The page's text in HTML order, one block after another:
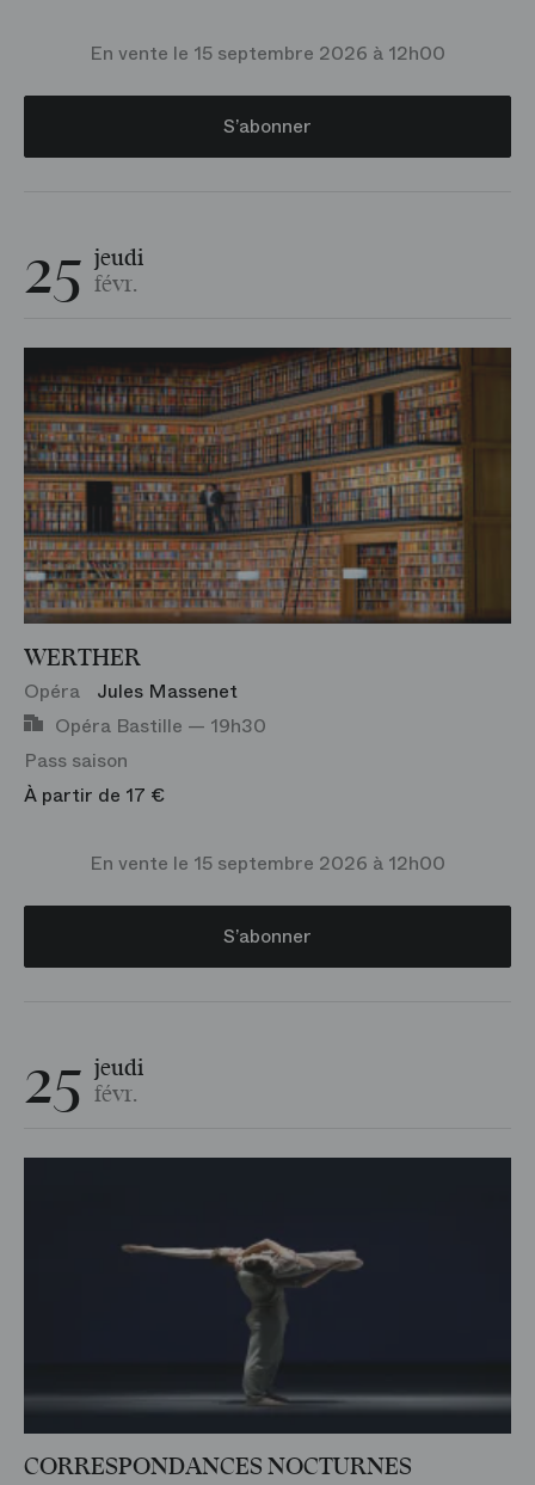
En vente le 15 septembre 2026 à 12h00
S’abonner
25 jeudi
févr.
WERTHER
Opéra
Jules Massenet
Opéra Bastille — 19h30
Pass saison
À partir de 17 €
En vente le 15 septembre 2026 à 12h00
S’abonner
25 jeudi
févr.
CORRESPONDANCES NOCTURNES